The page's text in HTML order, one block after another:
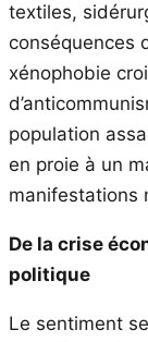
textiles,
conséquences
xénophobie
population
en proie à un
manifestations
De la crise
politique
Le sentiment